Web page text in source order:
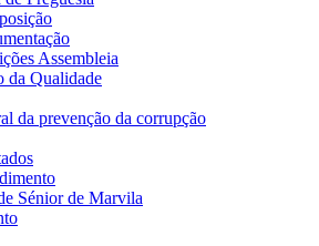
Assembleia
da Qualidade
da prevenção da corrupção
Sénior de Marvila